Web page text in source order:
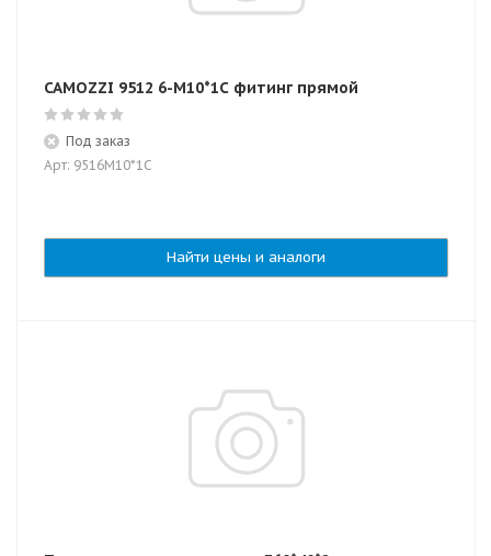
CAMOZZI 9512 6-M10*1C фитинг прямой
Под заказ
Арт: 9516M10*1C
Найти цены и аналоги